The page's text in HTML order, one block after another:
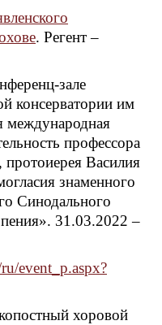
. Регент –
зале
консерватории им
международная
профессора
протоиерея Василия
знаменного
Синодального
31.03.2022 –
event_p.aspx?
хоровой